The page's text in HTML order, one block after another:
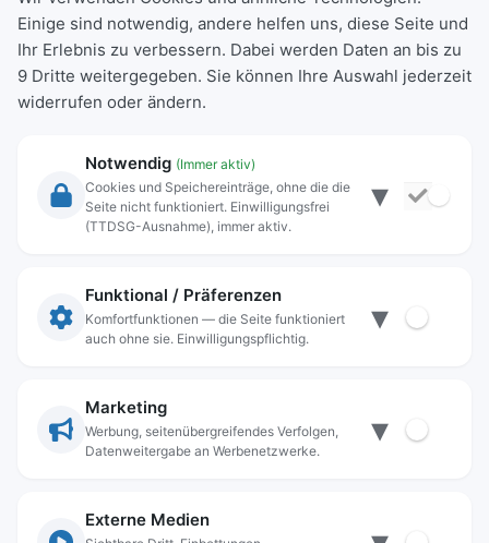
Rechtliche Angaben
Datenschutz
Anschrift
83395 Freilassing
Kontakt
rathaus@freilassing.de
Einige sind notwendig, andere helfen uns, diese Seite und
Ihr Erlebnis zu verbessern. Dabei werden Daten an bis zu
9 Dritte weitergegeben. Sie können Ihre Auswahl jederzeit
widerrufen oder ändern.
Notwendig (Immer aktiv)
Cookies und Speichereinträge, ohne die die
Seite nicht funktioniert. Einwilligungsfrei
(TTDSG-Ausnahme), immer aktiv.
▾
Funktional / Präferenzen
Komfortfunktionen — die Seite funktioniert
auch ohne sie. Einwilligungspflichtig.
▾
Marketing
Werbung, seitenübergreifendes Verfolgen,
Datenweitergabe an Werbenetzwerke.
▾
Externe Medien